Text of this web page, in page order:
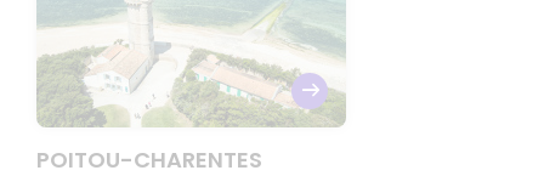
POITOU-CHARENTES